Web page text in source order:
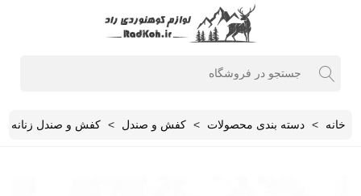
خانه > دسته بندی محصولات > کفش و صندل > کفش و صندل زنانه